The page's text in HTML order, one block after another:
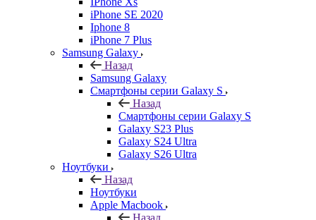
iPhone SE 2020
Iphone 8
iPhone 7 Plus
Samsung Galaxy
Назад
Samsung Galaxy
Смартфоны серии Galaxy S
Назад
Смартфоны серии Galaxy S
Galaxy S23 Plus
Galaxy S24 Ultra
Galaxy S26 Ultra
Ноутбуки
Назад
Ноутбуки
Apple Macbook
Назад